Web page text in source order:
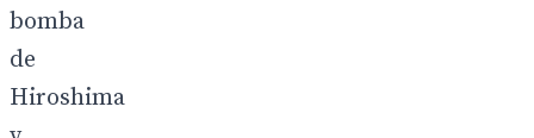
bomba
de
Hiroshima